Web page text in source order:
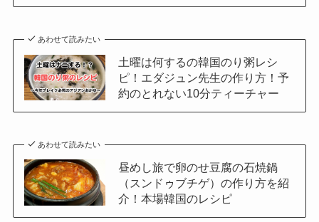
あわせて読みたい
土曜は何するの韓国のり粥レシ
ピ！エダジュン先生の作り方！予
約のとれない10分ティーチャー
あわせて読みたい
昼めし旅で卵のせ豆腐の石焼鍋
（スンドゥブチゲ）の作り方を紹
介！本場韓国のレシピ